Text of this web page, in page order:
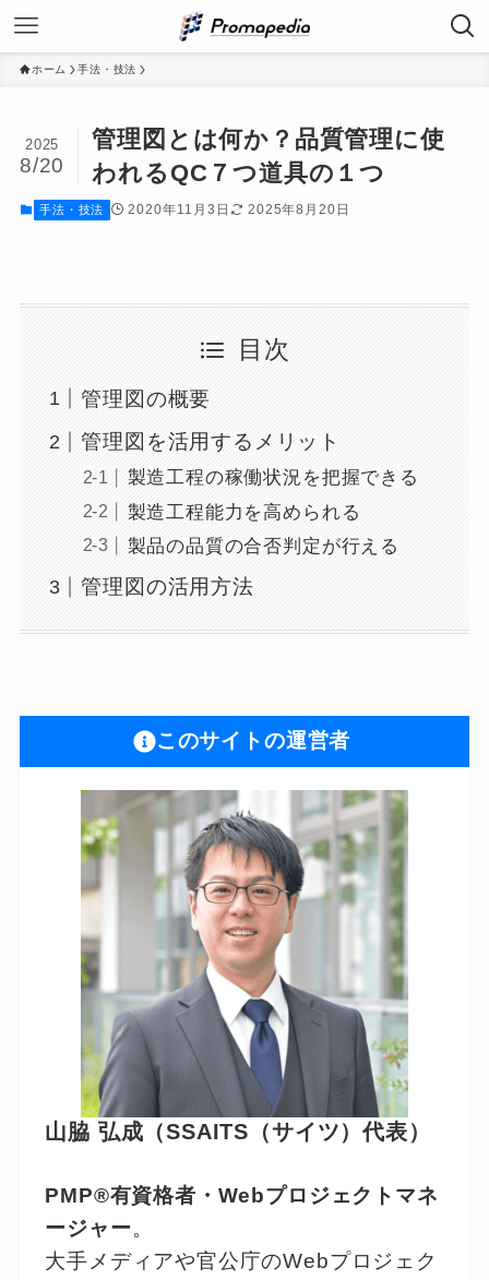
ホーム 手法・技法
管理図とは何か？品質管理に使
われるQC７つ道具の１つ
2025
8/20
手法・技法 2020年11月3日 2025年8月20日
目次
管理図の概要
管理図を活用するメリット
製造工程の稼働状況を把握できる
製造工程能力を高められる
製品の品質の合否判定が行える
管理図の活用方法
このサイトの運営者
山脇 弘成（SSAITS（サイツ）代表）
PMP®有資格者・Webプロジェクトマネ
ージャー。
大手メディアや官公庁のWebプロジェク